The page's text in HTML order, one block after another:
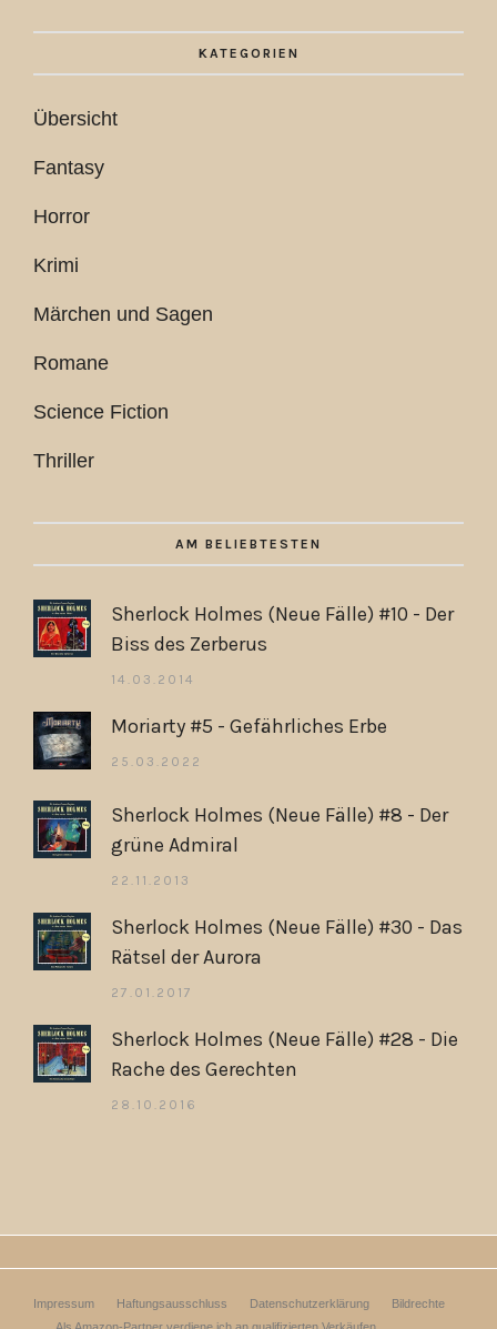
KATEGORIEN
Übersicht
Fantasy
Horror
Krimi
Märchen und Sagen
Romane
Science Fiction
Thriller
AM BELIEBTESTEN
Sherlock Holmes (Neue Fälle) #10 - Der
Biss des Zerberus
14.03.2014
Moriarty #5 - Gefährliches Erbe
25.03.2022
Sherlock Holmes (Neue Fälle) #8 - Der
grüne Admiral
22.11.2013
Sherlock Holmes (Neue Fälle) #30 - Das
Rätsel der Aurora
27.01.2017
Sherlock Holmes (Neue Fälle) #28 - Die
Rache des Gerechten
28.10.2016
Impressum Haftungsausschluss Datenschutzerklärung
Bildrechte
Als Amazon-Partner verdiene ich an qualifizierten Verkäufen